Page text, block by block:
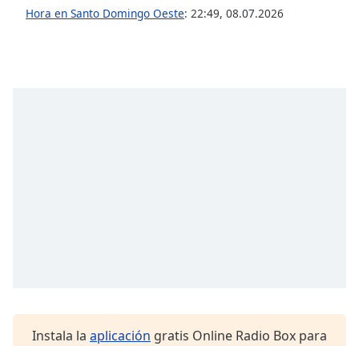
FontHora en Santo Domingo Oeste: 22:49, 08.07.2026
Instala la aplicación gratis Online Radio Box para